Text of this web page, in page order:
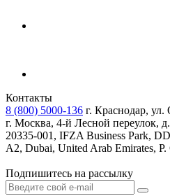
Контакты
8 (800) 5000-136 г. Краснодар,
г. Москва, 4-й Лесной переулок,
20335-001, IFZA Business Park,
A2, Dubai, United Arab Emirates, P.
Подпишитесь на рассылку